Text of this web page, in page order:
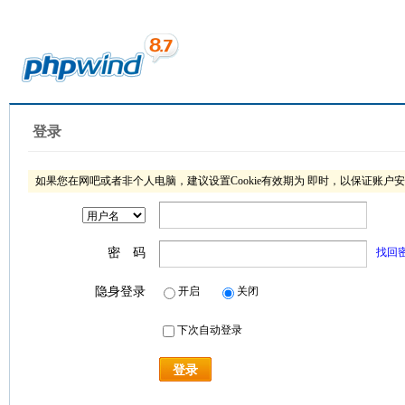
登录
如果您在网吧或者非个人电脑，建议设置Cookie有效期为 即时，以保证账户
密 码 找回
隐身登录 开启 关闭
下次自动登录
登录